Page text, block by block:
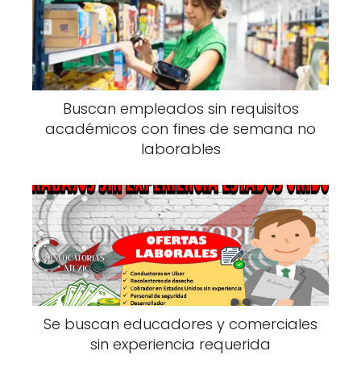
Buscan empleados sin requisitos
académicos con fines de semana no
laborables
Se buscan educadores y comerciales
sin experiencia requerida